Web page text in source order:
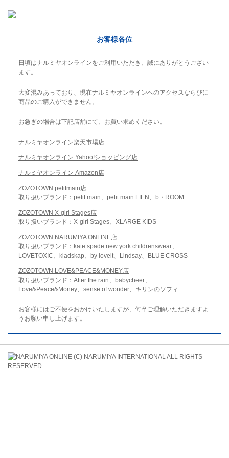
お客様各位
日頃はナルミヤオンラインをご利用いただき、誠にありがとうござい
ます。
大変混みあっており、現在ナルミヤオンラインへのアクセスならびに
商品のご購入ができません。
お急ぎの場合は下記店舗にて、お買い求めください。
ナルミヤオンライン楽天市場店
ナルミヤオンライン Yahoo!ショッピング店
ナルミヤオンライン Amazon店
ZOZOTOWN petitmain店
取り扱いブランド：petit main、petit main LIEN、b・ROOM
ZOZOTOWN X-girl Stages店
取り扱いブランド：X-girl Stages、XLARGE KIDS
ZOZOTOWN NARUMIYA ONLINE店
取り扱いブランド：kate spade new york childrenswear、
LOVETOXIC、kladskap、by loveit、Lindsay、BLUE CROSS
ZOZOTOWN LOVE&PEACE&MONEY店
取り扱いブランド：After the rain、babycheer、
Love&Peace&Money、sense of wonder、キリンのソフィ
お客様にはご不便をおかけいたしますが、何卒ご理解いただきますよ
うお願い申し上げます。